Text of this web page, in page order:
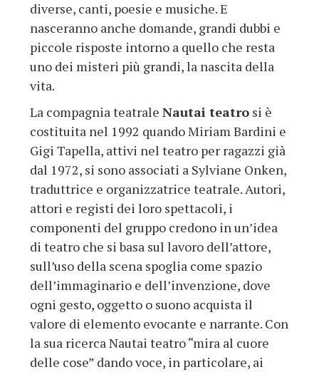
diverse, canti, poesie e musiche. E
nasceranno anche domande, grandi dubbi e
piccole risposte intorno a quello che resta
uno dei misteri più grandi, la nascita della
vita.
La compagnia teatrale Nautai teatro si è
costituita nel 1992 quando Miriam Bardini e
Gigi Tapella, attivi nel teatro per ragazzi già
dal 1972, si sono associati a Sylviane Onken,
traduttrice e organizzatrice teatrale. Autori,
attori e registi dei loro spettacoli, i
componenti del gruppo credono in un’idea
di teatro che si basa sul lavoro dell’attore,
sull’uso della scena spoglia come spazio
dell’immaginario e dell’invenzione, dove
ogni gesto, oggetto o suono acquista il
valore di elemento evocante e narrante. Con
la sua ricerca Nautai teatro “mira al cuore
delle cose” dando voce, in particolare, ai